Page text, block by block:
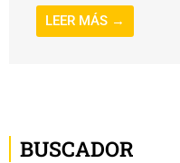
LEER MÁS →
BUSCADOR